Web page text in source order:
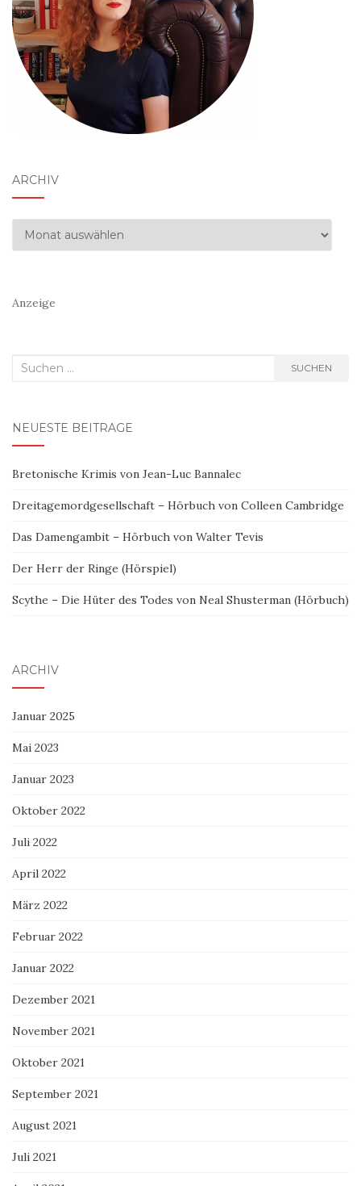
ARCHIV
Archiv
Anzeige
Suchen
SUCHEN
NEUESTE BEITRÄGE
Bretonische Krimis von Jean-Luc Bannalec
Dreitagemordgesellschaft – Hörbuch von Colleen Cambridge
Das Damengambit – Hörbuch von Walter Tevis
Der Herr der Ringe (Hörspiel)
Scythe – Die Hüter des Todes von Neal Shusterman (Hörbuch)
ARCHIV
Januar 2025
Mai 2023
Januar 2023
Oktober 2022
Juli 2022
April 2022
März 2022
Februar 2022
Januar 2022
Dezember 2021
November 2021
Oktober 2021
September 2021
August 2021
Juli 2021